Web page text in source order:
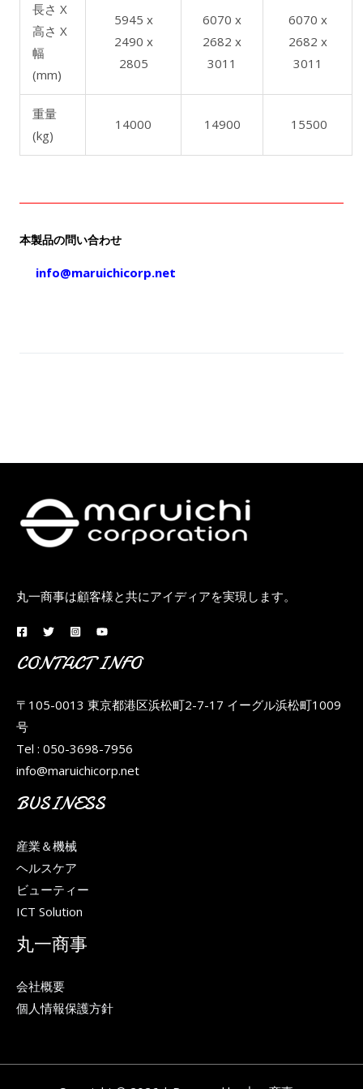
長さ X
高さ X
幅
(mm)
5945 x
2490 x
2805
6070 x
2682 x
3011
6070 x
2682 x
3011
重量
(kg)
14000 14900 15500
本製品の問い合わせ
info@maruichicorp.net
丸一商事は顧客様と共にアイディアを実現します。
CONTACT INFO
〒105-0013 東京都港区浜松町2-7-17 イーグル浜松町1009
号
Tel : 050-3698-7956
info@maruichicorp.net
BUSINESS
産業＆機械
ヘルスケア
ビューティー
ICT Solution
丸一商事
会社概要
個人情報保護方針